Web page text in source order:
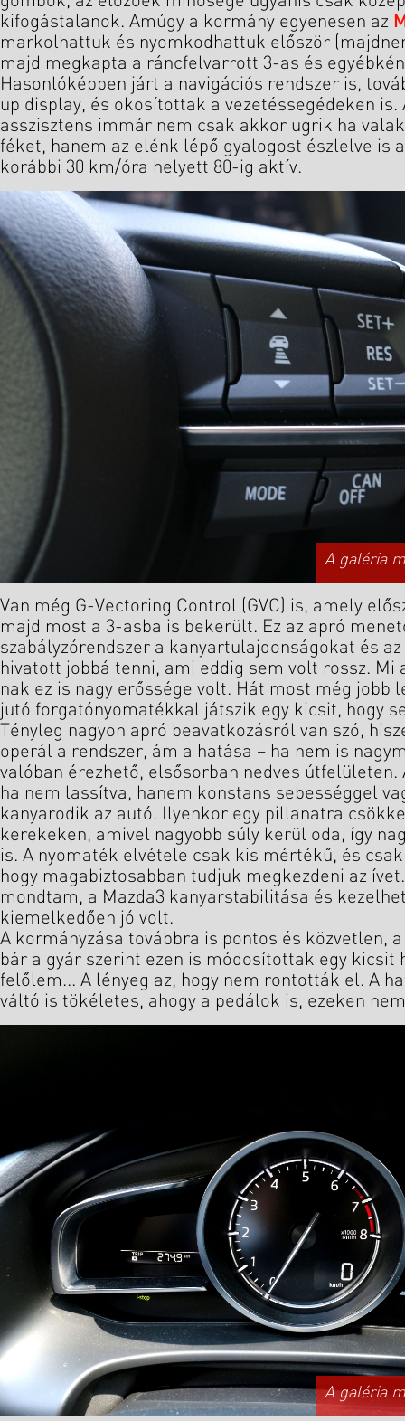
kifogástalanok. Amúgy a kormány egyenesen az
markolhattuk és nyomkodhattuk először
majd megkapta a ráncfelvarrott 3-as és
Hasonlóképpen járt a navigációs rendszer is,
up display, és okosítottak a vezetéssegédeken is.
asszisztens immár nem csak akkor ugrik ha
féket, hanem az elénk lépő gyalogost észlelve is
korábbi 30 km/óra helyett 80-ig aktív.
A galéria
Van még G-Vectoring Control (GVC) is, amely
majd most a 3-asba is bekerült. Ez az apró
szabályzórendszer a kanyartulajdonságokat és
hivatott jobbá tenni, ami eddig sem volt rossz. Mi
nak ez is nagy erőssége volt. Hát most még jobb
jutó forgatónyomatékkal játszik egy kicsit, hogy
Tényleg nagyon apró beavatkozásról van szó,
operál a rendszer, ám a hatása – ha nem is
valóban érezhető, elsősorban nedves
ha nem lassítva, hanem konstans sebességgel
kanyarodik az autó. Ilyenkor egy pillanatra
kerekeken, amivel nagyobb súly kerül oda, így
is. A nyomaték elvétele csak kis mértékű, és
hogy magabiztosabban tudjuk megkezdeni az
mondtam, a Mazda3 kanyarstabilitása és
kiemelkedően jó volt.
A kormányzása továbbra is pontos és közvetlen,
bár a gyár szerint ezen is módosítottak egy kicsit
felőlem... A lényeg az, hogy nem rontották el. A
váltó is tökéletes, ahogy a pedálok is, ezeken
A galéria